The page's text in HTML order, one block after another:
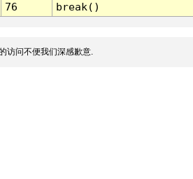
76 break()
访问不便我们深感歉意.